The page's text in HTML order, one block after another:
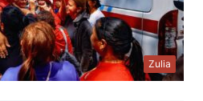
Zulia